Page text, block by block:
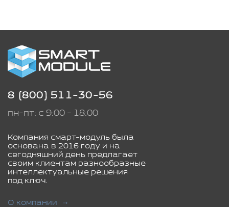
8 (800) 511-30-56
пн-пт: с 9:00 - 18:00
Компания смарт-модуль была
основана в 2016 году и на
сегодняшний день предлагает
своим клиентам разнообразные
интеллектуальные решения
под ключ.
О компании